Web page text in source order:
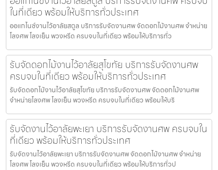
ในที่เดียว พร้อมให้บริการทั่วประเทศ
ออแกไนซ์งานไว้อาลัยสตูล บริการรับจัดงานศพ จัดดอกไม้งานศพ จำหน่าย
โลงศพ โลงเย็น พวงหรีด ครบจบในที่เดียว พร้อมให้บริการทั่ว
รับจัดดอกไม้งานไว้อาลัยสุโขทัย บริการรับจัดงานศพ
ครบจบในที่เดียว พร้อมให้บริการทั่วประเทศ
รับจัดดอกไม้งานไว้อาลัยสุโขทัย บริการรับจัดงานศพ จัดดอกไม้งานศพ
จำหน่ายโลงศพ โลงเย็น พวงหรีด ครบจบในที่เดียว พร้อมให้บริ
รับจัดงานไว้อาลัยพะเยา บริการรับจัดงานศพ ครบจบใน
ที่เดียว พร้อมให้บริการทั่วประเทศ
รับจัดงานไว้อาลัยพะเยา บริการรับจัดงานศพ จัดดอกไม้งานศพ จำหน่าย
โลงศพ โลงเย็น พวงหรีด ครบจบในที่เดียว พร้อมให้บริการทั่วป